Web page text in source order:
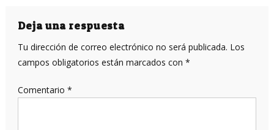
entradas
Deja una respuesta
Tu dirección de correo electrónico no será publicada. Los
campos obligatorios están marcados con *
Comentario *